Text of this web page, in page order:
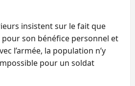
insistent sur le fait que
son bénéfice personnel et
l’armée, la population n’y
pour un soldat